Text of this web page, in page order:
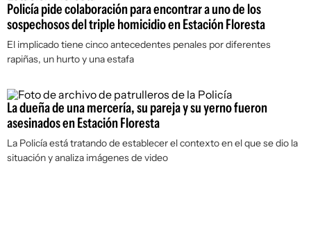
Policía pide colaboración para encontrar a uno de los
sospechosos del triple homicidio en Estación Floresta
El implicado tiene cinco antecedentes penales por diferentes
rapiñas, un hurto y una estafa
La dueña de una mercería, su pareja y su yerno fueron
asesinados en Estación Floresta
La Policía está tratando de establecer el contexto en el que se dio la
situación y analiza imágenes de video